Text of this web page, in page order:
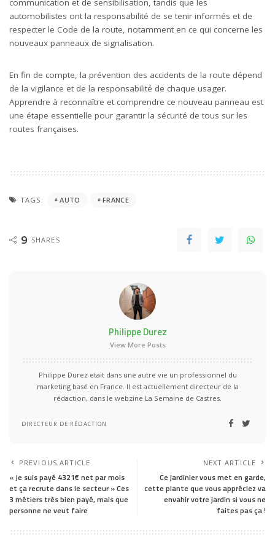
automobilistes ont la responsabilité de se tenir informés et de
respecter le Code de la route, notamment en ce qui concerne les
nouveaux panneaux de signalisation.
En fin de compte, la prévention des accidents de la route dépend
de la vigilance et de la responsabilité de chaque usager.
Apprendre à reconnaître et comprendre ce nouveau panneau est
une étape essentielle pour garantir la sécurité de tous sur les
routes françaises.
TAGS: AUTO FRANCE
9 SHARES
Philippe Durez
View More Posts
Philippe Durez etait dans une autre vie un professionnel du
marketing basé en France. Il est actuellement directeur de la
rédaction, dans le webzine La Semaine de Castres.
DIRECTEUR DE RÉDACTION
PREVIOUS ARTICLE
« Je suis payé 4321€ net par mois
et ça recrute dans le secteur » Ces
3 métiers très bien payé, mais que
personne ne veut faire
NEXT ARTICLE
Ce jardinier vous met en garde,
cette plante que vous appréciez va
envahir votre jardin si vous ne
faites pas ça !